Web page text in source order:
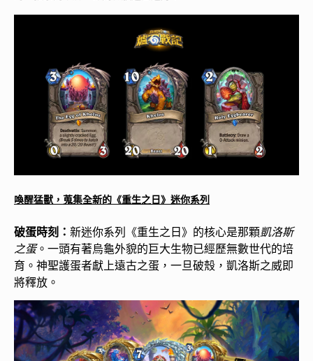
喚醒猛獸，蒐集全新的《重生之日》迷你系列
破蛋時刻： 新迷你系列《重生之日》的核心是那顆凱洛斯
之蛋。一頭有著烏龜外貌的巨大生物已經歷無數世代的培
育。神聖護蛋者獻上遠古之蛋，一旦破殼，凱洛斯之威即
將釋放。